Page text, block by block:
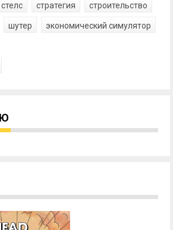
стелс стратегия строительство
шутер экономический симулятор